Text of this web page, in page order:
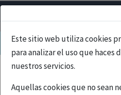
Este sitio web utiliza cookies
para analizar el uso que haces
nuestros servicios.
Aquellas cookies que no sean